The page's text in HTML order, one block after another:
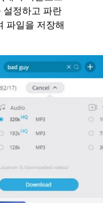
설정하고 파란
파일을 저장해